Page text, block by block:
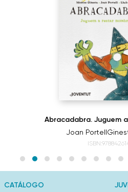
Abracadabra. Juguem
Joan Portell
CATÁLOGO